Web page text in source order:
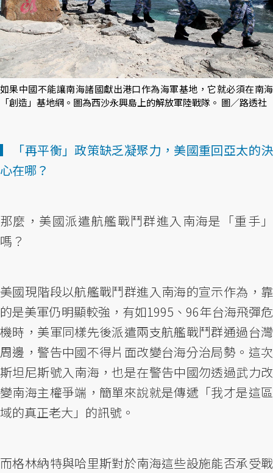
如果中國不能讓南海諸國獻出港口作為海軍基地，它就必須在南海
「創造」基地網。圖為西沙永興島上的解放軍陸戰隊。 圖／路透社
▎「再平衡」政策缺乏凝聚力，美國重回亞太的決
心在哪？
那麼，美國派遣航艦戰鬥群進入南海是「重手」
嗎？
美國現階段以航艦戰鬥群進入南海的宣示作為，靠
的是美軍仍明顯較強，有如1995、96年台海飛彈危
機時，美軍同樣先後派遣兩支航艦戰鬥群通過台灣
周邊，警告中國不得片面改變台海分治局勢。這次
斯坦尼斯號入南海，也是在警告中國勿透過武力改
變南海主權爭端，簡單來說就是傳遞「我才是這區
域的真正老大」的訊號。
而格林納特與哈里斯對於南海這些設施能否承受戰